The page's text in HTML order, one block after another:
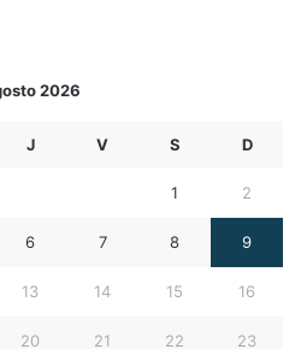
2026
J V S D
1 2
6 7 8 9
13 14 15 16
20 21 22 23